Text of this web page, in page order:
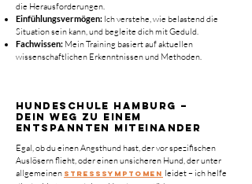
die Herausforderungen.
Einfühlungsvermögen: Ich verstehe, wie belastend die
Situation sein kann, und begleite dich mit Geduld.
Fachwissen: Mein Training basiert auf aktuellen
wissenschaftlichen Erkenntnissen und Methoden.
Hundeschule Hamburg –
Dein Weg zu einem
entspannten Miteinander
Egal, ob du einen Angsthund hast, der vor spezifischen
Auslösern flieht, oder einen unsicheren Hund, der unter
allgemeinen Stresssymptomen leidet – ich helfe